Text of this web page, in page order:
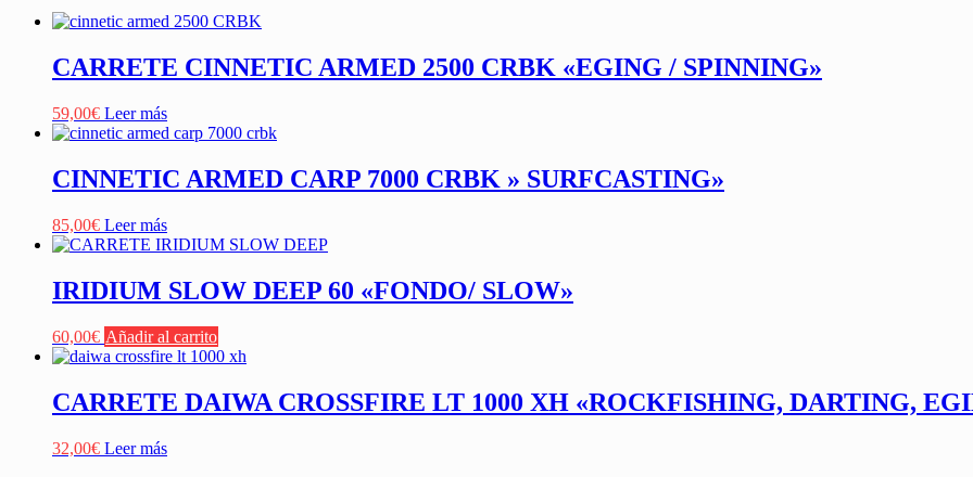
CARRETE CINNETIC ARMED 2500 CRBK «EGING / SPINNING»
59,00€ Leer más
CINNETIC ARMED CARP 7000 CRBK » SURFCASTING»
85,00€ Leer más
IRIDIUM SLOW DEEP 60 «FONDO/ SLOW»
60,00€ Añadir al carrito
CARRETE DAIWA CROSSFIRE LT 1000 XH «ROCKFISHING, DARTING,
32,00€ Leer más